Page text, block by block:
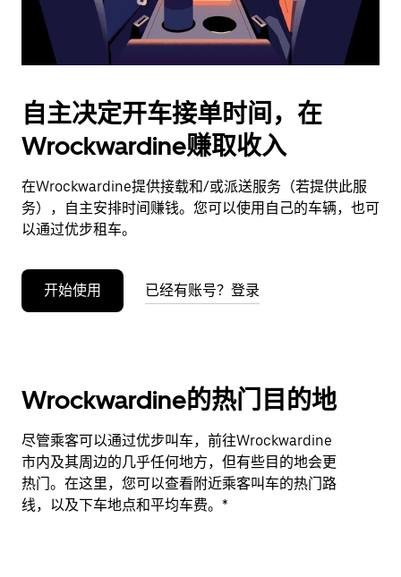
闭
日
历。
自主决定开车接单时间，在
Wrockwardine赚取收入
在Wrockwardine提供接载和/或派送服务（若提供此服
务），自主安排时间赚钱。您可以使用自己的车辆，也可
以通过优步租车。
开始使用 已经有账号？登录
Wrockwardine的热门目的地
尽管乘客可以通过优步叫车，前往Wrockwardine
市内及其周边的几乎任何地方，但有些目的地会更
热门。在这里，您可以查看附近乘客叫车的热门路
线，以及下车地点和平均车费。*